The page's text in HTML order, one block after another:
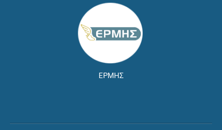
ΕΡΜΗΣ